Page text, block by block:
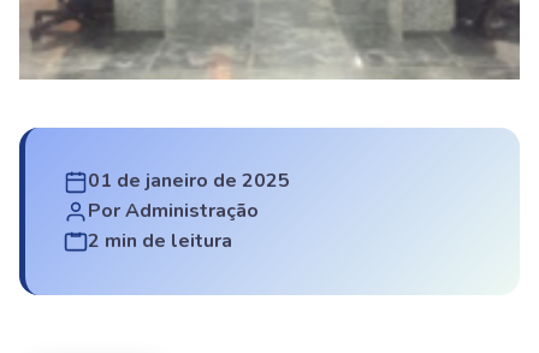
01 de janeiro de 2025
Por Administração
2 min de leitura